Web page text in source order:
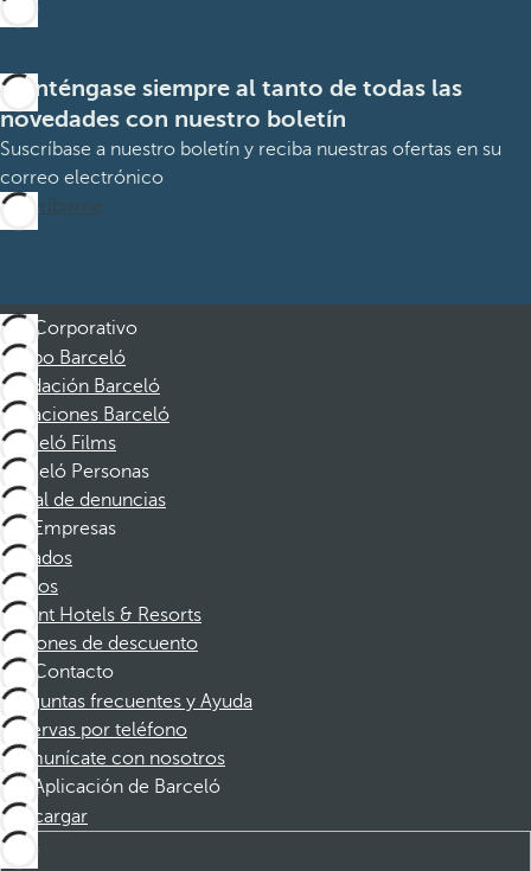
Manténgase siempre al tanto de todas las
novedades con nuestro boletín
Suscríbase a nuestro boletín y reciba nuestras ofertas en su
correo electrónico
Suscribirme
Corporativo
Grupo Barceló
Fundación Barceló
Vacaciones Barceló
Barceló Films
Barceló Personas
Canal de denuncias
Empresas
Afiliados
Socios
Dorint Hotels & Resorts
Cupones de descuento
Contacto
Preguntas frecuentes y Ayuda
Reservas por teléfono
Comunícate con nosotros
Aplicación de Barceló
Descargar